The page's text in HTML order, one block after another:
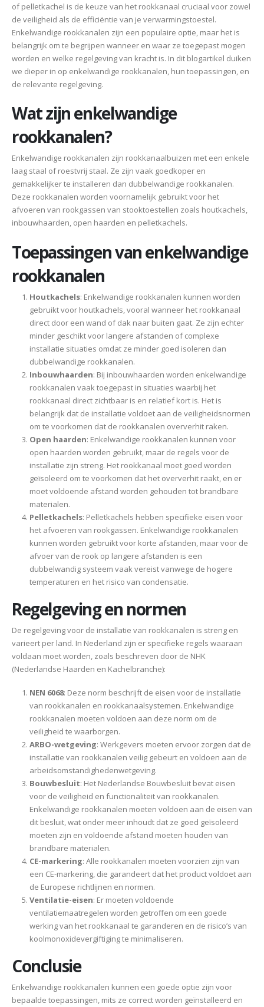
of pelletkachel is de keuze van het rookkanaal cruciaal voor zowel
de veiligheid als de efficiëntie van je verwarmingstoestel.
Enkelwandige rookkanalen zijn een populaire optie, maar het is
belangrijk om te begrijpen wanneer en waar ze toegepast mogen
worden en welke regelgeving van kracht is. In dit blogartikel duiken
we dieper in op enkelwandige rookkanalen, hun toepassingen, en
de relevante regelgeving.
Wat zijn enkelwandige
rookkanalen?
Enkelwandige rookkanalen zijn rookkanaalbuizen met een enkele
laag staal of roestvrij staal. Ze zijn vaak goedkoper en
gemakkelijker te installeren dan dubbelwandige rookkanalen.
Deze rookkanalen worden voornamelijk gebruikt voor het
afvoeren van rookgassen van stooktoestellen zoals houtkachels,
inbouwhaarden, open haarden en pelletkachels.
Toepassingen van enkelwandige
rookkanalen
Houtkachels: Enkelwandige rookkanalen kunnen worden
gebruikt voor houtkachels, vooral wanneer het rookkanaal
direct door een wand of dak naar buiten gaat. Ze zijn echter
minder geschikt voor langere afstanden of complexe
installatie situaties omdat ze minder goed isoleren dan
dubbelwandige rookkanalen.
Inbouwhaarden: Bij inbouwhaarden worden enkelwandige
rookkanalen vaak toegepast in situaties waarbij het
rookkanaal direct zichtbaar is en relatief kort is. Het is
belangrijk dat de installatie voldoet aan de veiligheidsnormen
om te voorkomen dat de rookkanalen oververhit raken.
Open haarden: Enkelwandige rookkanalen kunnen voor
open haarden worden gebruikt, maar de regels voor de
installatie zijn streng. Het rookkanaal moet goed worden
geïsoleerd om te voorkomen dat het oververhit raakt, en er
moet voldoende afstand worden gehouden tot brandbare
materialen.
Pelletkachels: Pelletkachels hebben specifieke eisen voor
het afvoeren van rookgassen. Enkelwandige rookkanalen
kunnen worden gebruikt voor korte afstanden, maar voor de
afvoer van de rook op langere afstanden is een
dubbelwandig systeem vaak vereist vanwege de hogere
temperaturen en het risico van condensatie.
Regelgeving en normen
De regelgeving voor de installatie van rookkanalen is streng en
varieert per land. In Nederland zijn er specifieke regels waaraan
voldaan moet worden, zoals beschreven door de NHK
(Nederlandse Haarden en Kachelbranche):
NEN 6068: Deze norm beschrijft de eisen voor de installatie
van rookkanalen en rookkanaalsystemen. Enkelwandige
rookkanalen moeten voldoen aan deze norm om de
veiligheid te waarborgen.
ARBO-wetgeving: Werkgevers moeten ervoor zorgen dat de
installatie van rookkanalen veilig gebeurt en voldoen aan de
arbeidsomstandighedenwetgeving.
Bouwbesluit: Het Nederlandse Bouwbesluit bevat eisen
voor de veiligheid en functionaliteit van rookkanalen.
Enkelwandige rookkanalen moeten voldoen aan de eisen van
dit besluit, wat onder meer inhoudt dat ze goed geïsoleerd
moeten zijn en voldoende afstand moeten houden van
brandbare materialen.
CE-markering: Alle rookkanalen moeten voorzien zijn van
een CE-markering, die garandeert dat het product voldoet aan
de Europese richtlijnen en normen.
Ventilatie-eisen: Er moeten voldoende
ventilatiemaatregelen worden getroffen om een goede
werking van het rookkanaal te garanderen en de risico’s van
koolmonoxidevergiftiging te minimaliseren.
Conclusie
Enkelwandige rookkanalen kunnen een goede optie zijn voor
bepaalde toepassingen, mits ze correct worden geïnstalleerd en